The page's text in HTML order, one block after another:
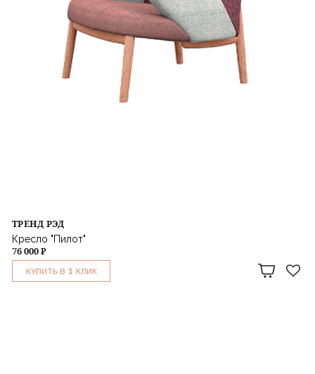
ТРЕНД РЭД
Кресло "Пилот"
76 000 ₽
КУПИТЬ В 1 КЛИК